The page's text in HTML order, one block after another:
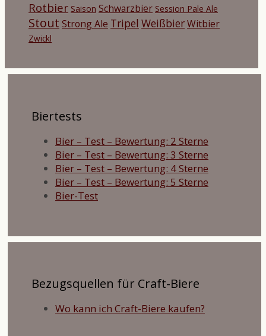
Rotbier Saison Schwarzbier Session Pale Ale
Stout Strong Ale Tripel WeißbierWitbier
Zwickl
Biertests
Bier – Test – Bewertung: 2 Sterne
Bier – Test – Bewertung: 3 Sterne
Bier – Test – Bewertung: 4 Sterne
Bier – Test – Bewertung: 5 Sterne
Bier-Test
Bezugsquellen für Craft-Biere
Wo kann ich Craft-Biere kaufen?